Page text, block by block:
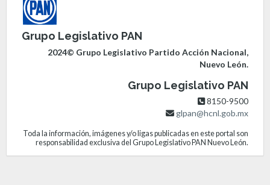
Grupo Legislativo PAN
2024© Grupo Legislativo Partido Acción Nacional,
Nuevo León.
Grupo Legislativo PAN
8150-9500
glpan@hcnl.gob.mx
Toda la información, imágenes y/o ligas publicadas en este portal son
responsabilidad exclusiva del Grupo Legislativo PAN Nuevo León.